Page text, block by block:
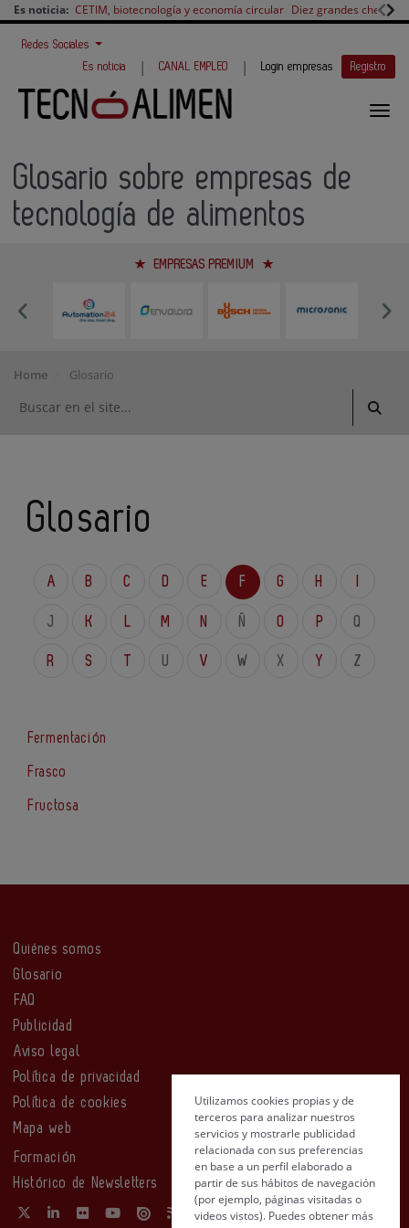
Es noticia: CETIM, biotecnología y economía circular Diez grandes chefs
Redes Sociales
Es noticia
| CANAL EMPLEO | Login empresas Registro
Glosario sobre empresas de
tecnología de alimentos
EMPRESAS PREMIUM
Home Glosario
Glosario
A B C D E F G H
J K L M N Ñ O P Q
R S U V W X Y Z
Fermentación
Frasco
Fructosa
Quiénes somos
Glosario
FAQ
Publicidad
Aviso legal
Política de privacidad
Política de cookies
Mapa web
Formación
Histórico de Newsletters
Utilizamos cookies propias y de
terceros para analizar nuestros
servicios y mostrarle publicidad
relacionada con sus preferencias
en base a un perfil elaborado a
partir de sus hábitos de navegación
(por ejemplo, páginas visitadas o
videos vistos). Puedes obtener más